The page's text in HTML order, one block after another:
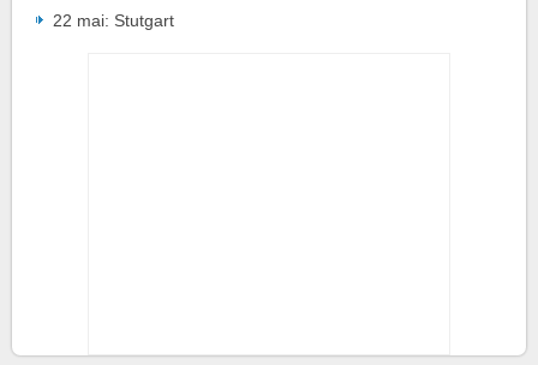
22 mai: Stutgart